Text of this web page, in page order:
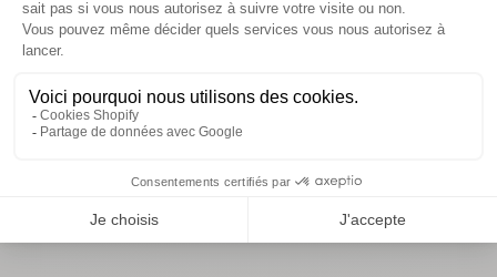
informations de livraison
Vous aimerez aussi